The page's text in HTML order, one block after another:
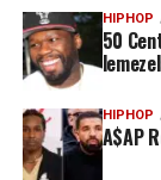
HIPHOP
50
HIPHOP
A$AP